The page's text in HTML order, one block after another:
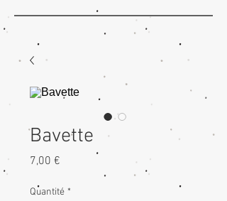
Bavette
7,00 €
Quantité *